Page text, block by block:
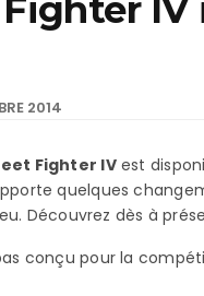
2014
Fighter IVest
quelques
Découvrez dès à
conçu pour la